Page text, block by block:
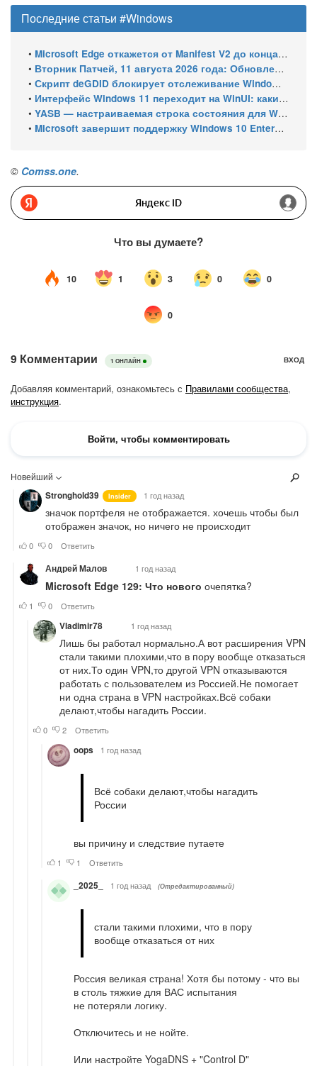
Последние статьи #Windows
• Microsoft Edge откажется от Manifest V2 до конца 2026 года – классический uBlock Origin перестанет работать
• Вторник Патчей, 11 августа 2026 года: Обновления безопасности для Windows 11 (включая KB5121003), ESU-обновления для Windows 10
• Скрипт deGDID блокирует отслеживание Windows по глобальному идентификатору устройства
• Интерфейс Windows 11 переходит на WinUI: какие системные элементы обновит Microsoft
• YASB — настраиваемая строка состояния для Windows с виджетами и поддержкой нескольких мониторов
• Microsoft завершит поддержку Windows 10 Enterprise LTSC 2021 в январе 2027 года. ESU продлят обновления до января 2030 года
© Comss.one.